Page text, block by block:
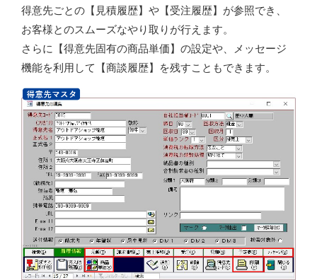
得意先ごとの【見積履歴】や【受注履歴】が参照でき、
お客様とのスムーズなやり取りが行えます。
さらに【得意先固有の商品単価】の設定や、メッセージ
機能を利用して【商談履歴】を残すこともできます。